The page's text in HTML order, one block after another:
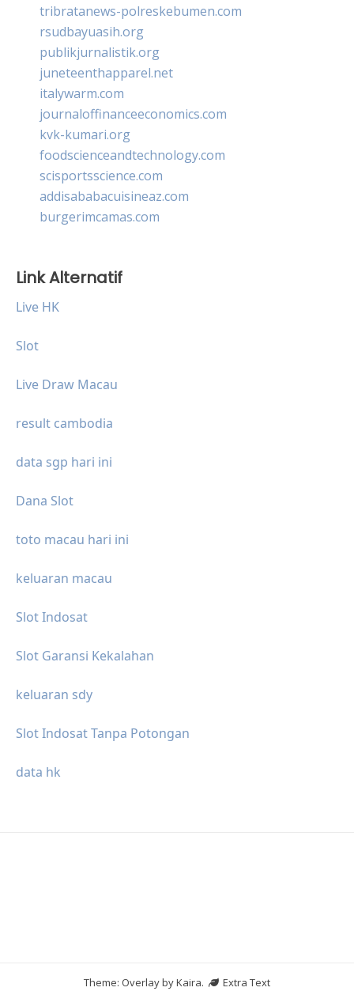
tribratanews-polreskebumen.com
rsudbayuasih.org
publikjurnalistik.org
juneteenthapparel.net
italywarm.com
journaloffinanceeconomics.com
kvk-kumari.org
foodscienceandtechnology.com
scisportsscience.com
addisababacuisineaz.com
burgerimcamas.com
Link Alternatif
Live HK
Slot
Live Draw Macau
result cambodia
data sgp hari ini
Dana Slot
toto macau hari ini
keluaran macau
Slot Indosat
Slot Garansi Kekalahan
keluaran sdy
Slot Indosat Tanpa Potongan
data hk
Theme: Overlay byKaira.
Extra Text